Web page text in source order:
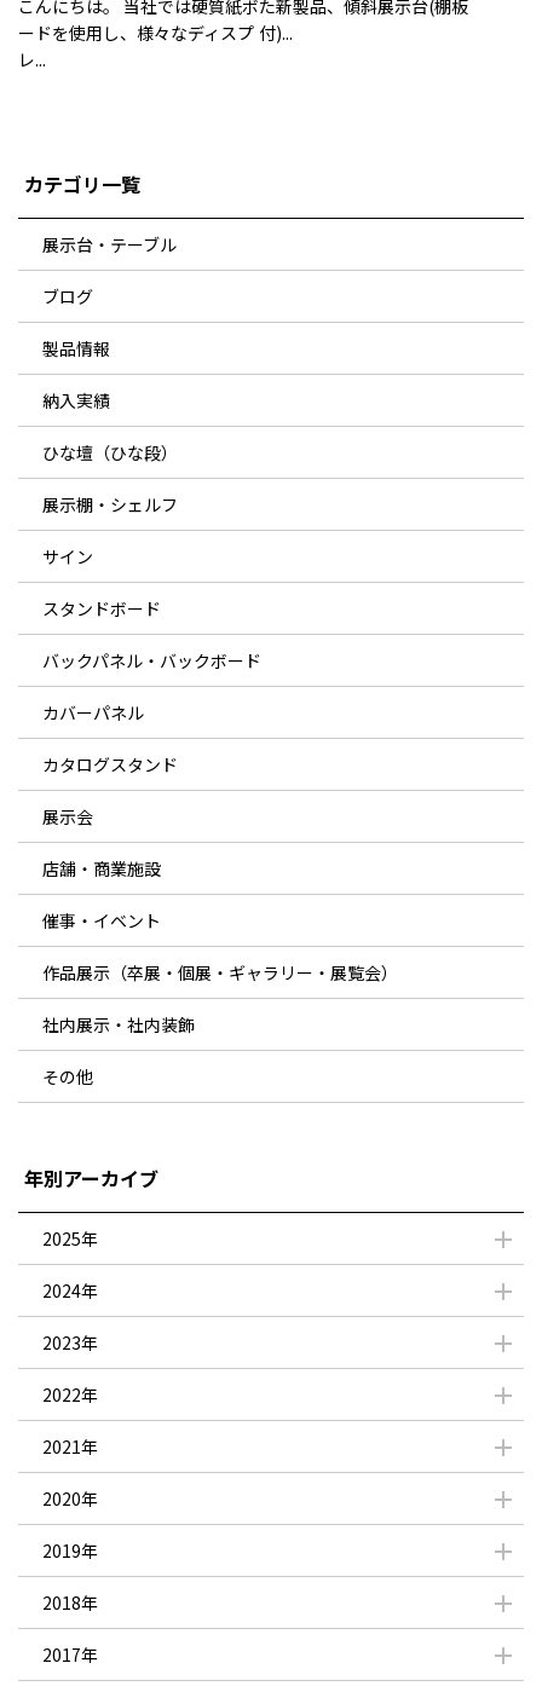
こんにちは。 当社では硬質紙ボ
ードを使用し、様々なディスプ
レ...
た新製品、傾斜展示台(棚板
付)...
カテゴリ一覧
展示台・テーブル
ブログ
製品情報
納入実績
ひな壇（ひな段）
展示棚・シェルフ
サイン
スタンドボード
バックパネル・バックボード
カバーパネル
カタログスタンド
展示会
店舗・商業施設
催事・イベント
作品展示（卒展・個展・ギャラリー・展覧会）
社内展示・社内装飾
その他
年別アーカイブ
2025年
2024年
2023年
2022年
2021年
2020年
2019年
2018年
2017年